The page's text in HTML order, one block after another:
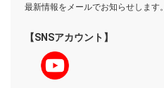
最新情報をメールでお知らせします。
【SNSアカウント】